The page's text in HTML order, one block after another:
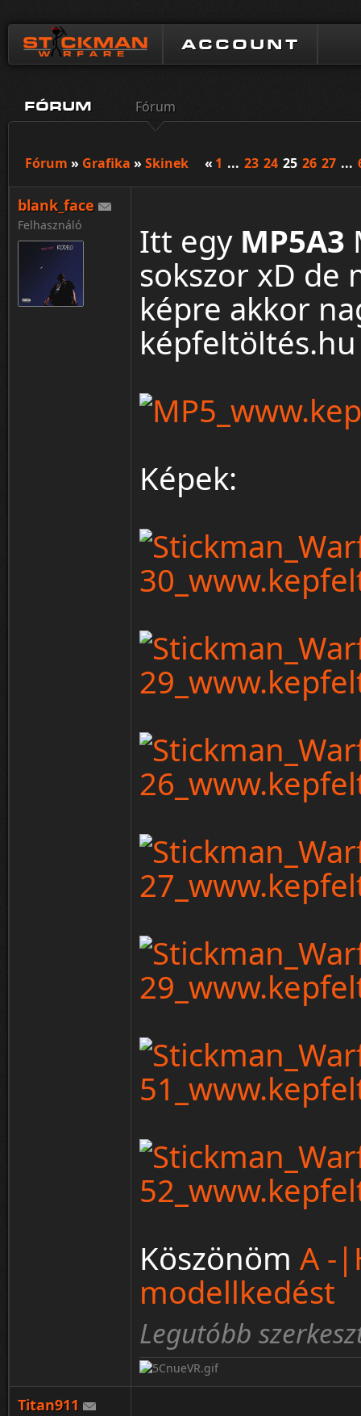
ACCOUNT
FÓRUM Fórum
Fórum » Grafika » Skinek « 1 ... 23 24 25 26 27 ...
blank_face
Felhasználó Itt egy MP5A3
sokszor xD de
képre akkor
képfeltöltés.hu
Képek:
Köszönöm A -
modellkedést
Legutóbb
Titan911